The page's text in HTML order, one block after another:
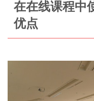
在在线课程中
优点